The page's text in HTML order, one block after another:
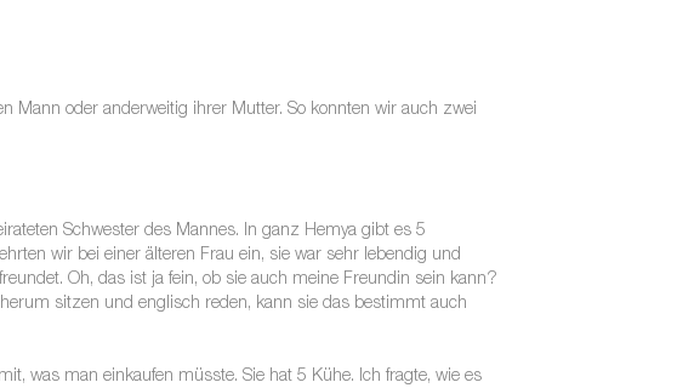
Mann oder anderweitig ihrer Mutter. So konnten wir auch zwei
Schwester des Mannes. In ganz Hemya gibt es 5
wir bei einer älteren Frau ein, sie war sehr lebendig und
Oh, das ist ja fein, ob sie auch meine Freundin sein kann?
sitzen und englisch reden, kann sie das bestimmt auch
was man einkaufen müsste. Sie hat 5 Kühe. Ich fragte, wie es